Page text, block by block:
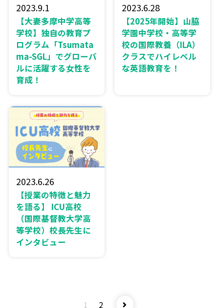
2023.9.1
【大妻多摩中学高等
学校】独自の教育プ
ログラム「Tsumata
ma-SGL」でグローバ
ルに活躍する女性を
育成！
2023.6.28
【2025年開始】山脇
学園中学校・高等学
校の国際教養（ILA）
クラスでハイレベル
な英語教育を！
2023.6.26
【授業の特徴と魅力
を語る】 ICU高校
（国際基督教大学高
等学校）校長先生に
インタビュー
1 2